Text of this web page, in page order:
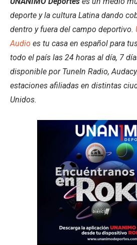
deporte y la cultura Latina dando
dentro y fuera del campo deportivo.
Audio es tu casa en español para
todo el país las 24 horas al día, 7
disponible por TuneIn Radio,
estaciones afiliadas en distintas
Unidos.